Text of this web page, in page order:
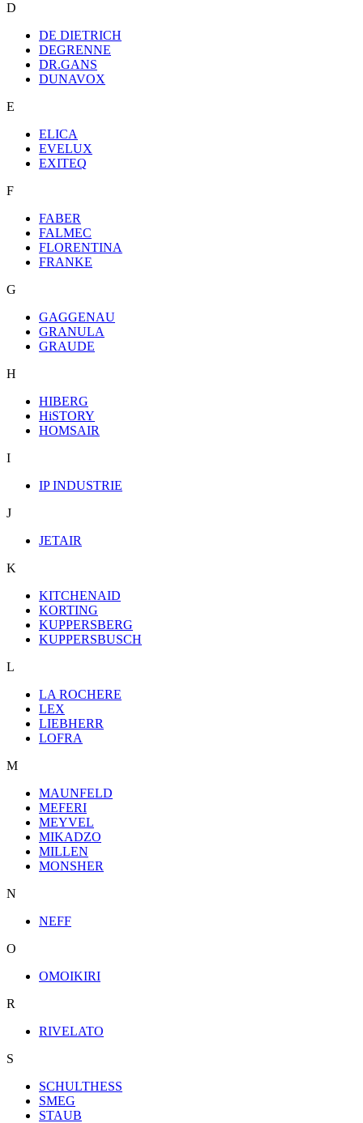
D
DE DIETRICH
DEGRENNE
DR.GANS
DUNAVOX
E
ELICA
EVELUX
EXITEQ
F
FABER
FALMEC
FLORENTINA
FRANKE
G
GAGGENAU
GRANULA
GRAUDE
H
HIBERG
HiSTORY
HOMSAIR
I
IP INDUSTRIE
J
JETAIR
K
KITCHENAID
KORTING
KUPPERSBERG
KUPPERSBUSCH
L
LA ROCHERE
LEX
LIEBHERR
LOFRA
M
MAUNFELD
MEFERI
MEYVEL
MIKADZO
MILLEN
MONSHER
N
NEFF
O
OMOIKIRI
R
RIVELATO
S
SCHULTHESS
SMEG
STAUB